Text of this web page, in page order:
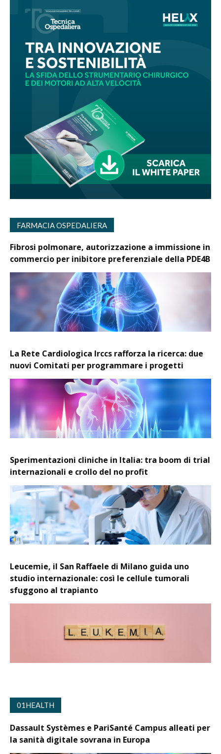
FARMACIA OSPEDALIERA
Fibrosi polmonare, autorizzazione a immissione in
commercio per inibitore preferenziale della PDE4B
La Rete Cardiologica Irccs rafforza la ricerca: due
nuovi Comitati per programmare i progetti
Sperimentazioni cliniche in Italia: tra boom di trial
internazionali e crollo del no profit
Leucemie, il San Raffaele di Milano guida uno
studio internazionale: così le cellule tumorali
sfuggono al trapianto
01HEALTH
Dassault Systèmes e PariSanté Campus alleati per
la sanità digitale sovrana in Europa